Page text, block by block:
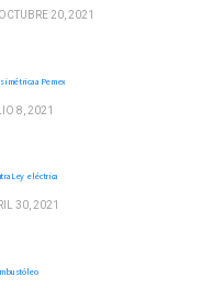
OCTUBRE 20, 2021
a Pemex
8, 2021
Ley eléctrica
30, 2021